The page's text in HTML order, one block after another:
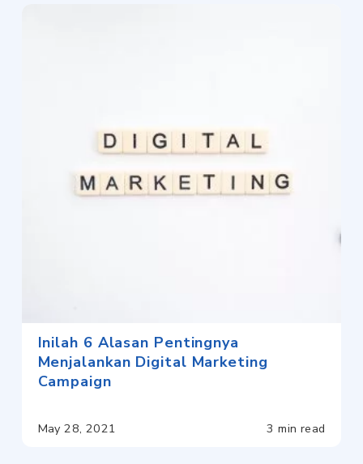
Inilah 6 Alasan Pentingnya
Menjalankan Digital Marketing
Campaign
May 28, 2021 3 min read